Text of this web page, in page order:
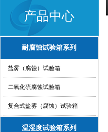
产品中心
耐腐蚀试验箱系列
盐雾（腐蚀）试验箱
二氧化硫腐蚀试验箱
复合式盐雾（腐蚀）试验箱
温湿度试验箱系列